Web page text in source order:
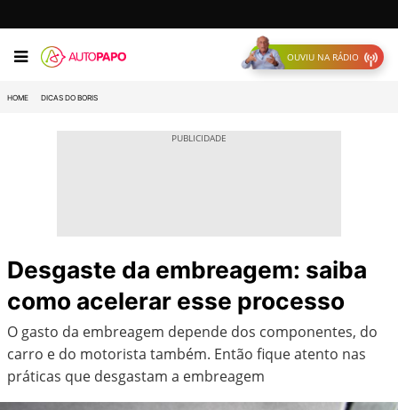
OUVIU NA RÁDIO
HOME DICAS DO BORIS
Desgaste da embreagem: saiba
como acelerar esse processo
O gasto da embreagem depende dos componentes, do
carro e do motorista também. Então fique atento nas
práticas que desgastam a embreagem